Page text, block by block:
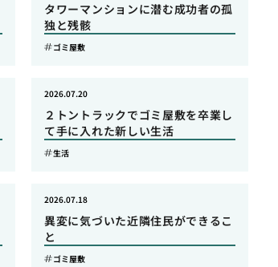
タワーマンションに潜む成功者の孤
独と残骸
ゴミ屋敷
２トントラックでゴミ屋敷を卒業し
て手に入れた新しい生活
2026.07.20
生活
異変に気づいた近隣住民ができるこ
と
2026.07.18
ゴミ屋敷